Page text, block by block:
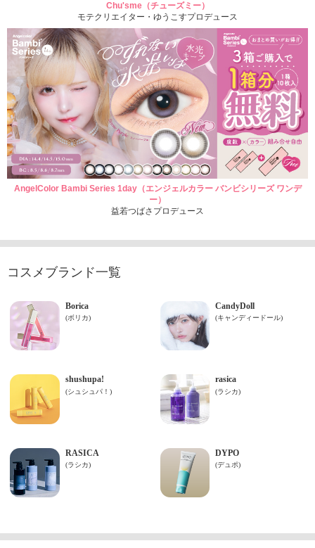
Chu'sme（チューズミー）
モテクリエイター・ゆうこすプロデュース
AngelColor Bambi Series 1day（エンジェルカラー バンビシリーズ ワンデ
ー）
益若つばさプロデュース
コスメブランド一覧